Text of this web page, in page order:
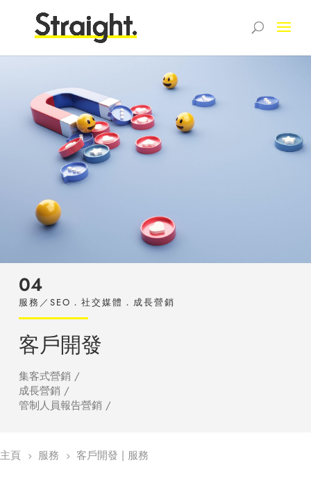
04
服務／SEO．社交媒體．成長營銷
客戶開發
集客式營銷 /
成長營銷 /
管制人員報告營銷 /
主頁 5 服務 5 客戶開發 | 服務